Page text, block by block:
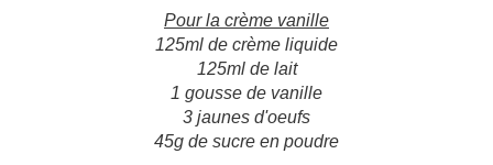
Pour la crème vanille
125ml de crème liquide
125ml de lait
1 gousse de vanille
3 jaunes d'oeufs
45g de sucre en poudre